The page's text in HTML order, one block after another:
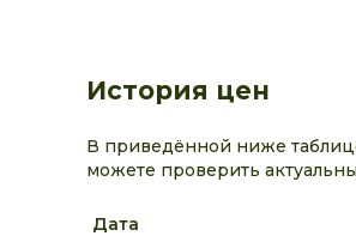
История цен
В приведённой ниже
можете проверить
Дата